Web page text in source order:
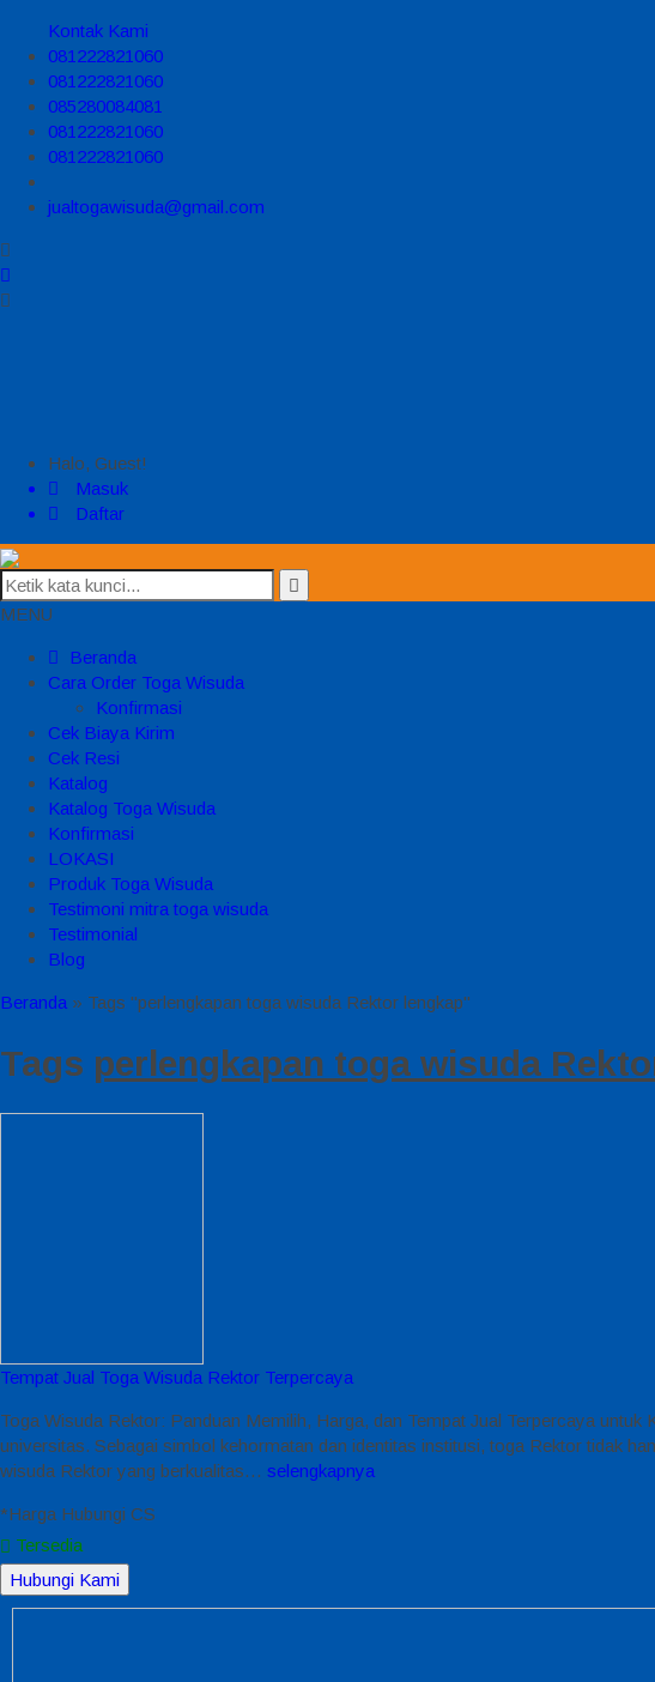
Kontak Kami
081222821060
081222821060
085280084081
081222821060
081222821060
jualtogawisuda@gmail.com
Halo, Guest!
Masuk
Daftar
MENU
Beranda
Cara Order Toga Wisuda
Konfirmasi
Cek Biaya Kirim
Cek Resi
Katalog
Katalog Toga Wisuda
Konfirmasi
LOKASI
Produk Toga Wisuda
Testimoni mitra toga wisuda
Testimonial
Blog
Beranda » Tags "perlengkapan toga wisuda Rektor lengkap"
Tags perlengkapan toga wisuda
Tempat Jual Toga Wisuda Rektor Terpercaya
Toga Wisuda Rektor: Panduan Memilih, Harga, dan Tempat Jual Terpercaya
universitas. Sebagai simbol kehormatan dan identitas institusi, toga Rektor tidak
wisuda Rektor yang berkualitas… selengkapnya
*Harga Hubungi CS
Tersedia
Hubungi Kami